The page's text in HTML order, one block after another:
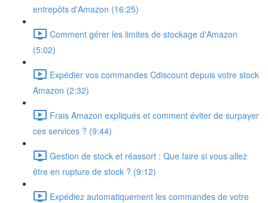
entrepôts d'Amazon (16:25)
Comment gérer les limites de stockage d'Amazon
(5:02)
Expédier vos commandes Cdiscount depuis votre stock
Amazon (2:32)
Frais Amazon expliqués et comment éviter de surpayer
ces services ? (9:44)
Gestion de stock et réassort : Que faire si vous allez
être en rupture de stock ? (9:12)
Expédiez automatiquement les commandes de votre